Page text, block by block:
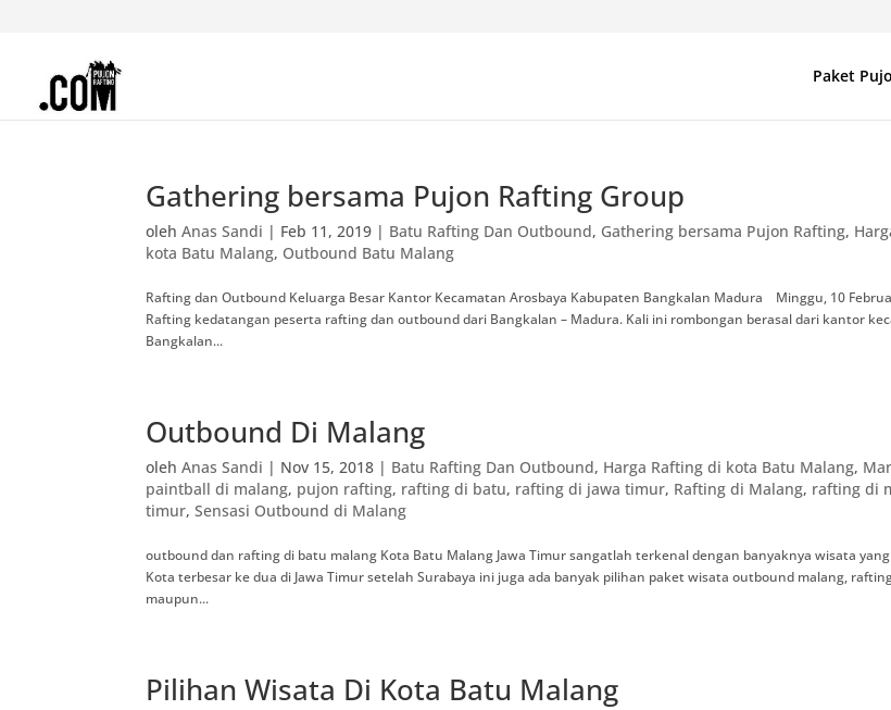
Paket
Gathering bersama Pujon Rafting Group
olehAnas Sandi | Feb 11, 2019 | Batu Rafting Dan Outbound, Gathering bersama Pujon Rafting,
kota Batu Malang, Outbound Batu Malang
Rafting dan Outbound Keluarga Besar Kantor Kecamatan Arosbaya Kabupaten Bangkalan Madura Minggu, 10
Rafting kedatangan peserta rafting dan outbound dari Bangkalan – Madura. Kali ini rombongan berasal dari kantor
Bangkalan...
Outbound Di Malang
olehAnas Sandi | Nov 15, 2018 | Batu Rafting Dan Outbound, Harga Rafting di kota Batu Malang,
paintball di malang, pujon rafting, rafting di batu, rafting di jawa timur, Rafting di Malang, rafting di
timur,Sensasi Outbound di Malang
outbound dan rafting di batu malang Kota Batu Malang Jawa Timur sangatlah terkenal dengan banyaknya wisata
Kota terbesar ke dua di Jawa Timur setelah Surabaya ini juga ada banyak pilihan paket wisata outbound malang,
maupun...
Pilihan Wisata Di Kota Batu Malang